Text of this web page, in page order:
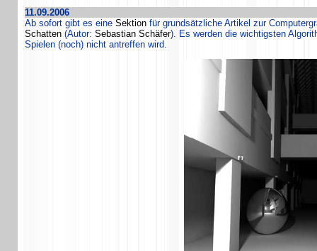
11.09.2006
Ab sofort gibt es eine Sektion für grundsätzliche Artikel zur
Schatten (Autor: Sebastian Schäfer). Es werden die wichtigsten
Spielen (noch) nicht antreffen wird.